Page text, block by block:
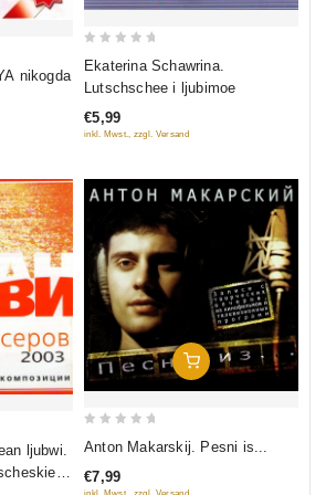
nikogda
5
Ekaterina Schawrina.
Lutschschee i ljubimoe
€5,99
inkl. Mwst., zzgl. Versand
Warenkorb
ljubwi.
In Den Warenkorb
of
Anton Makarskij. Pesni is...
€7,99